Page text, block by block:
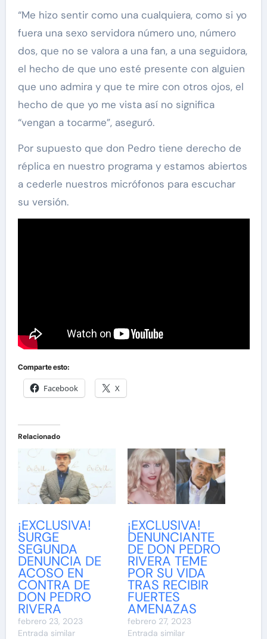
“Me hizo sentir como una cualquiera, como si yo
fuera una sexo servidora número uno, número
dos, que no se valora a una fan, a una seguidora,
el hecho de que uno esté presente con alguien
que uno admira y que te mire con otros ojos, el
hecho de que yo me vista así no significa
“vengan a tocarme”, aseguró.
Por supuesto que don Pedro tiene derecho de
réplica en nuestro programa y estamos abiertos
a cederle nuestros micrófonos para escuchar
su versión.
Comparte esto:
Facebook X
Relacionado
¡EXCLUSIVA!
SURGE
SEGUNDA
DENUNCIA DE
ACOSO EN
CONTRA DE
DON PEDRO
RIVERA
febrero 23, 2023
Entrada similar
¡EXCLUSIVA!
DENUNCIANTE
DE DON PEDRO
RIVERA TEME
POR SU VIDA
TRAS RECIBIR
FUERTES
AMENAZAS
febrero 27, 2023
Entrada similar